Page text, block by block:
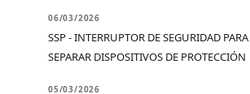
06/03/2026
SSP - INTERRUPTOR DE SEGURIDAD PARA
SEPARAR DISPOSITIVOS DE PROTECCIÓN
05/03/2026